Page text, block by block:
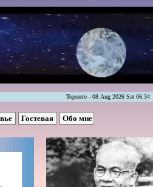
Торонто - 08 Aug 2026 Sat 06:34
Гостевая Обо мне